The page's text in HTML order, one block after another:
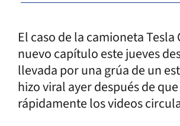
El caso de la camioneta
nuevo capítulo este jueves
llevada por una grúa de un
hizo viral ayer después de
rápidamente los videos